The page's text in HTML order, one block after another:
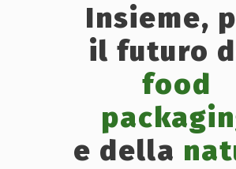
Insieme,
il futuro
food
e della